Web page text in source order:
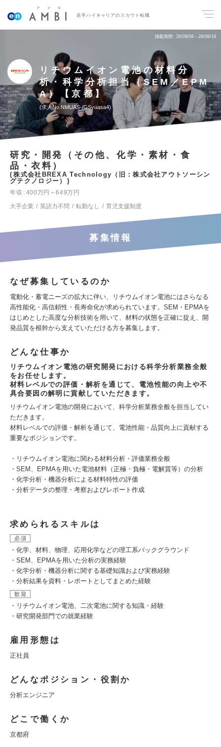
若手ハイキャリアのスカウト転職
掲載期間 26/08/06～26/08/19
リチウムイオン電池の材料分
析・科学分析担当（SEM／EPM
A）【京都】
求人No.NMUAS-/GSyuasa4
研究・開発（その他、化学・素材・食
品・衣料）
株式会社BREXA Technology（旧：株式会社アウトソーシン
グテクノロジー）
年収
400万円～649万円
大手企業
英語力不問 転勤なし 育児支援制度
募集情報
なぜ募集しているのか
電動化・蓄電ニーズの拡大に伴い、リチウムイオン電池にはさらなる
高性能化・高信頼性・長寿命化が求められています。SEM・EPMAを
はじめとした高度な分析技術を用いて、材料の状態を正確に捉え、開
発品質を根幹から支えていただける方を募集します。
どんな仕事か
リチウムイオン電池の研究開発における科学分析業務全般
をお任せします。
材料レベルでの評価・解析を通じて、電池性能の向上や不
具合要因の解明に貢献していただきます。
リチウムイオン電池の開発において、科学分析業務全般を担当してい
ただきます。
材料レベルでの評価・解析を通じて、電池性能・品質向上に貢献する
重要なポジションです。
・リチウムイオン電池に関わる材料分析・評価業務全般
・SEM、EPMAを用いた電池材料（正極・負極・電解質等）の分析
・化学分析・機器分析による材料特性の評価
・分析データの整理・考察およびレポート作成
求められるスキルは
必須
・化学、材料、物理、応用化学などの理工系バックグラウンド
・SEM、EPMAを用いた分析の実務経験
・化学分析・機器分析に関する基礎知識および実務経験
・分析結果を資料・レポートとしてまとめた経験
歓迎
・リチウムイオン電池、二次電池に関する知識・経験
・研究開発部門での就業経験
雇用形態は
正社員
どんなポジション・役割か
分析エンジニア
どこで働くか
京都府